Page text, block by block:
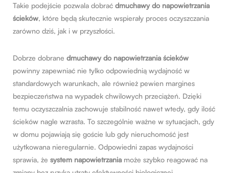
Takie podejście pozwala dobrać dmuchawy do napowietrzania
ścieków, które będą skutecznie wspierały proces oczyszczania
zarówno dziś, jak i w przyszłości.
Dobrze dobrane dmuchawy do napowietrzania ścieków
powinny zapewniać nie tylko odpowiednią wydajność w
standardowych warunkach, ale również pewien margines
bezpieczeństwa na wypadek chwilowych przeciążeń. Dzięki
temu oczyszczalnia zachowuje stabilność nawet wtedy, gdy ilość
ścieków nagle wzrasta. To szczególnie ważne w sytuacjach, gdy
w domu pojawiają się goście lub gdy nieruchomość jest
użytkowana nieregularnie. Odpowiedni zapas wydajności
sprawia, że system napowietrzania może szybko reagować na